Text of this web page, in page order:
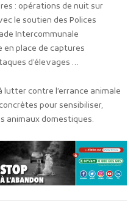
: opérations de nuit sur
le soutien des Polices
Intercommunale
en place de captures
d’élevages …
lutter contre l’errance animale
pour sensibiliser,
animaux domestiques.